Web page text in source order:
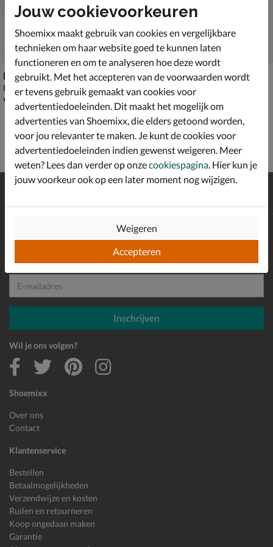
Nelson
Enkellaarsjes - goud
€ 99,99
99
La Strada
Enkellaarsjes - goud
79 ,
Gratisverzending en retour*
Shoemixx
Over ons
Contact
Klantenservice
Bestellen
Betaalmogelijkheden
Verzendwijze en kosten
Ruilen en retourneren
Koop ongedaan maken
Garantie
Schrijf je in voor de Shoemixx nieuwsbrief en ontvang €10,-
E-mailadres
Inschrijven
Wil je ons volgen?
Jouw cookievoorkeuren
Shoemixx maakt gebruik van cookies en vergelijkbare
technieken om haar website goed te kunnen laten
functioneren en om te analyseren hoe deze wordt
gebruikt. Met het accepteren van de voorwaarden wordt
er tevens gebruik gemaakt van cookies voor
advertentiedoeleinden. Dit maakt het mogelijk om
advertenties van Shoemixx, die elders getoond worden,
voor jou relevanter te maken. Je kunt de cookies voor
advertentiedoeleinden indien gewenst weigeren. Meer
weten? Lees dan verder op onzecookiespagina. Hier kun je
jouw voorkeur ook op een later moment nog wijzigen.
Accepteren
Weigeren